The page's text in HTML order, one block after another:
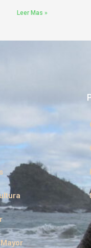
Leer Mas »